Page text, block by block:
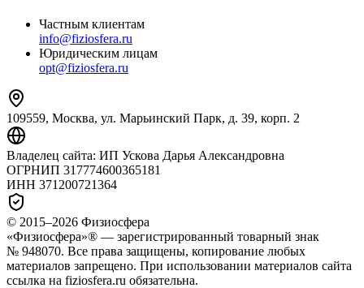
Частным клиентам
info@fiziosfera.ru
Юридическим лицам
opt@fiziosfera.ru
109559, Москва, ул. Марьинский Парк, д. 39, корп. 2
Владелец сайта: ИП Ускова Дарья Александровна
ОГРНИП 317774600365181
ИНН 371200721364
© 2015–2026 Физиосфера
«Физиосфера»® — зарегистрированный товарный знак
№ 948070. Все права защищены, копирование любых
материалов запрещено. При использовании материалов сайта
ссылка на fiziosfera.ru обязательна.